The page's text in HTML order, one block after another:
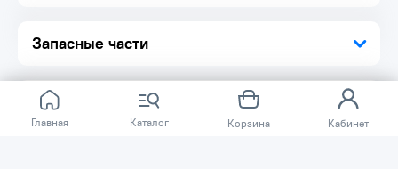
Главная Каталог Корзина Кабинет
Запасные части
Смазочно-очистительная универсальная смесь 1 шт.